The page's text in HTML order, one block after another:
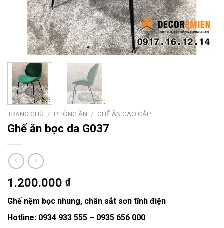
TRANG CHỦ / PHÒNG ĂN / GHẾ ĂN CAO CẤP
Ghế ăn bọc da G037
1.200.000 ₫
Ghế nệm bọc nhung, chân sắt sơn tĩnh điện
Hotline: 0934 933 555 – 0935 656 000